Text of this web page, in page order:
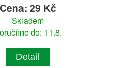
Cena: 29 Kč
Skladem
do: 11.8.
Detail